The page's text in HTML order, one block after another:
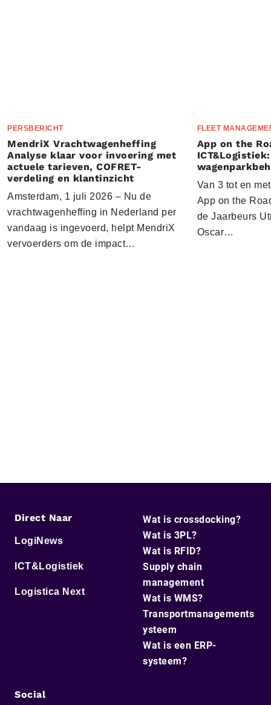
PERSBERICHT
MendriX Vrachtwagenheffing
Analyse klaar voor invoering met
actuele tarieven, COFRET-
verdeling en klantinzicht
Amsterdam, 1 juli 2026 – Nu de
vrachtwagenheffing in Nederland per
vandaag is ingevoerd, helpt MendriX
vervoerders om de impact…
FLEET
App on the
Van 3 tot en
App on the
de Jaarbeurs
Oscar…
Direct Naar
LogiNews
ICT&Logistiek
Logistica Next
Wat is crossdocking?
Wat is 3PL?
Wat is RFID?
Supply chain
management
Wat is WMS?
Transportmanagements
ysteem
Wat is een ERP-
systeem?
Social